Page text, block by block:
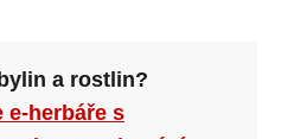
a rostlin?
e-herbáře s